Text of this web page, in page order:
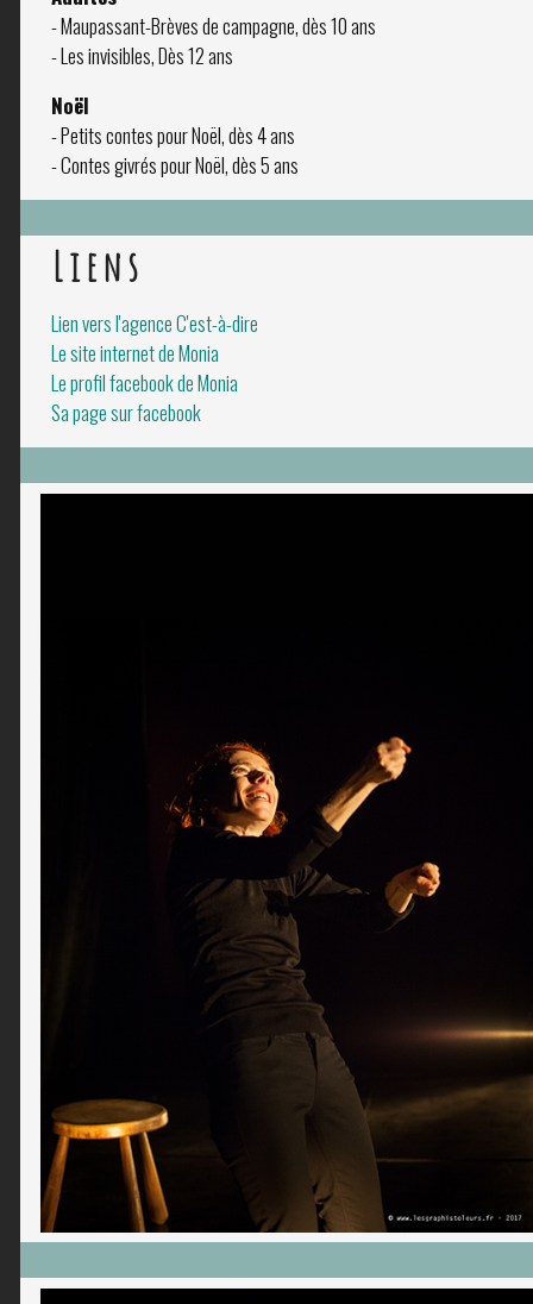
- Maupassant-Brèves de campagne, dès 10 ans
- Les invisibles, Dès 12 ans
Noël
- Petits contes pour Noël, dès 4 ans
- Contes givrés pour Noël, dès 5 ans
Liens
Lien vers l'agence C'est-à-dire
Le site internet de Monia
Le profil facebook de Monia
Sa page sur facebook